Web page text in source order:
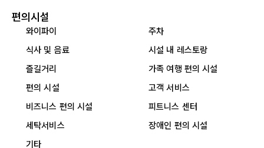
편의시설
와이파이
주차
식사 및 음료
시설 내 레스토랑
즐길거리
가족 여행 편의 시설
편의 시설
고객 서비스
비즈니스 편의 시설
피트니스 센터
세탁서비스
장애인 편의 시설
기타